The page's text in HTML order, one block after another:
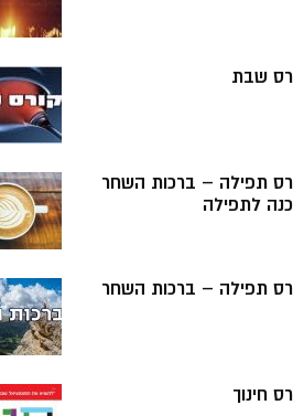
שבת
תפילה – ברכות השחר
לתפילה
תפילה – ברכות השחר
חינוך